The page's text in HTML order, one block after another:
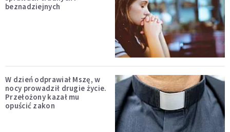
beznadziejnych
W dzień odprawiał Mszę, w
nocy prowadził drugie życie.
Przełożony kazał mu
opuścić zakon